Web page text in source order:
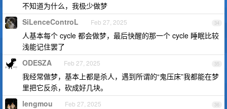
不知道为什么，我极少做梦
34
SiLenceControL Feb 27, 2025
人基本每个 cycle 都会做梦，最后快醒的那一个 cycle 睡眠比较
浅能记住罢了
35
ODESZA Feb 27, 2025
我经常做梦，基本上都是杀人，遇到所谓的“鬼压床”我都能在梦
里把它反杀，砍成好几块。
36
lengmou Feb 27, 2025